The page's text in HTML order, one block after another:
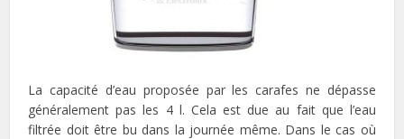
La capacité d’eau proposée par les carafes ne dépasse
généralement pas les 4 l. Cela est due au fait que l’eau
filtrée doit être bu dans la journée même. Dans le cas où